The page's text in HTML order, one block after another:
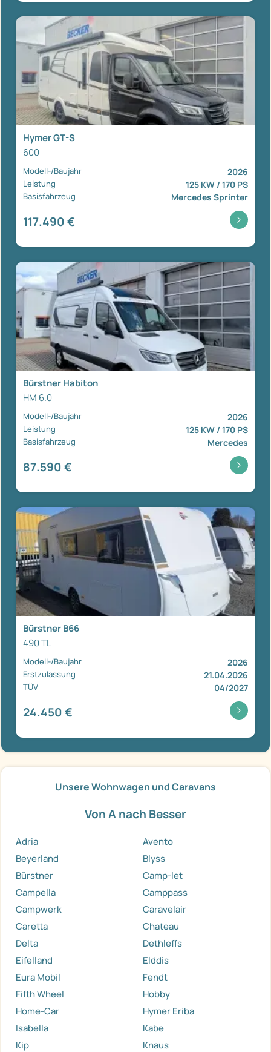
Hymer GT-S
600
Modell-/Baujahr 2026
Leistung 125 KW / 170 PS
Basisfahrzeug Mercedes Sprinter
117.490 €
Bürstner Habiton
HM 6.0
Modell-/Baujahr 2026
Leistung 125 KW / 170 PS
Basisfahrzeug Mercedes
87.590 €
Bürstner B66
490 TL
Modell-/Baujahr 2026
Erstzulassung 21.04.2026
TÜV 04/2027
24.450 €
Unsere Wohnwagen und Caravans
Von A nach Besser
Adria
Avento
Beyerland
Blyss
Bürstner
Camp-let
Campella
Camppass
Campwerk
Caravelair
Caretta
Chateau
Delta
Dethleffs
Eifelland
Elddis
Eura Mobil
Fendt
Fifth Wheel
Hobby
Home-Car
Hymer Eriba
Isabella
Kabe
Kip
Knaus